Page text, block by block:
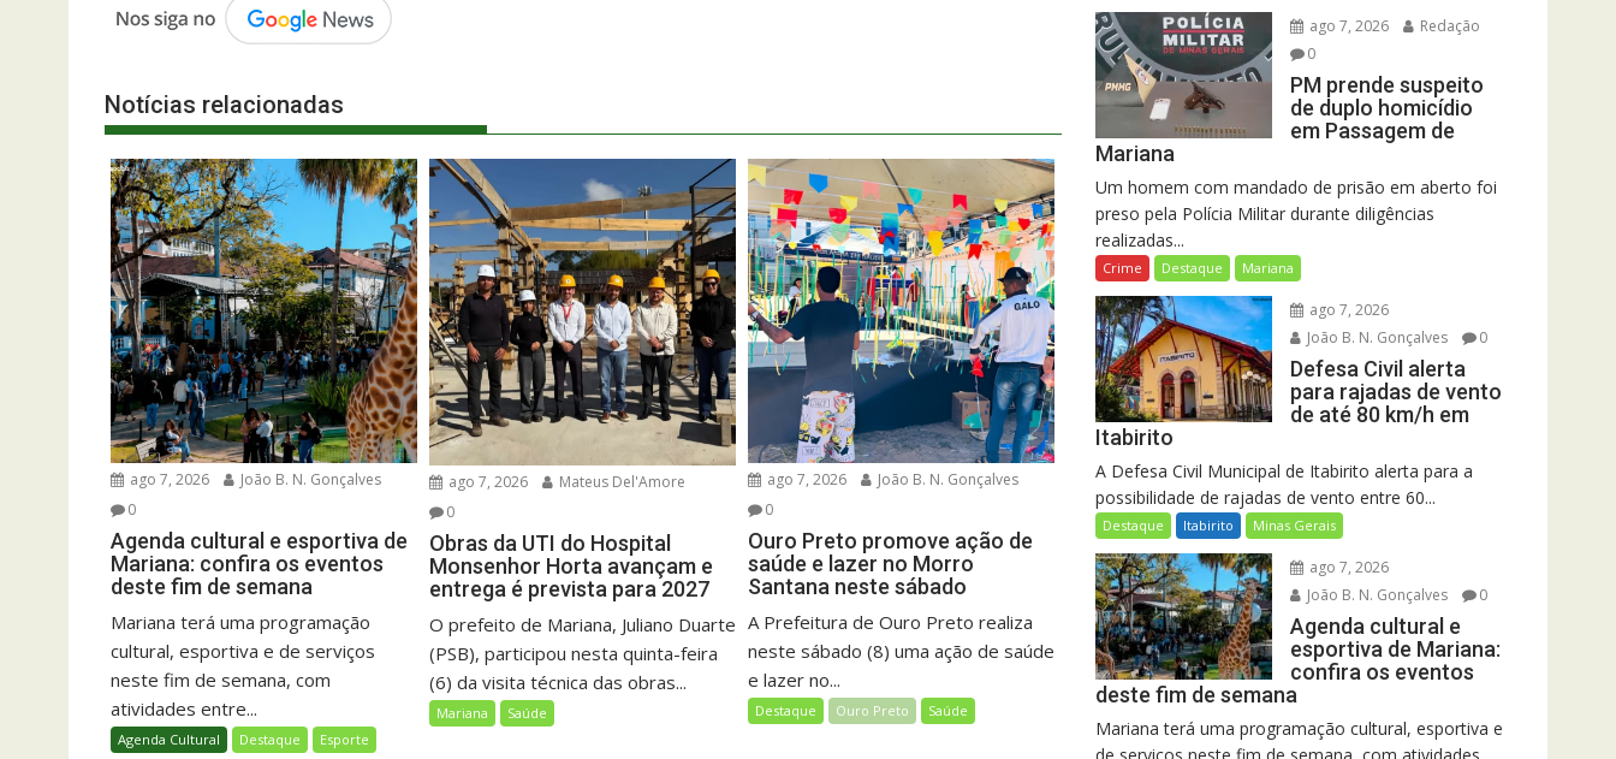
Notícias relacionadas
ago 7, 2026
João B. N. Gonçalves
0
Agenda cultural e esportiva de
Mariana: confira os eventos
deste fim de semana
Mariana terá uma programação
cultural, esportiva e de serviços
neste fim de semana, com
atividades entre...
Agenda Cultural Destaque Esporte
ago 7, 2026
Mateus Del'Amore
0
Obras da UTI do Hospital
Monsenhor Horta avançam e
entrega é prevista para 2027
O prefeito de Mariana, Juliano Duarte
(PSB), participou nesta quinta-feira
(6) da visita técnica das obras...
Mariana Saúde
ago 7, 2026
João B. N. Gonçalves
0
Ouro Preto promove ação de
saúde e lazer no Morro
Santana neste sábado
A Prefeitura de Ouro Preto realiza
neste sábado (8) uma ação de saúde
e lazer no...
Destaque Ouro Preto Saúde
ago 7, 2026
Redação
0
PM prende suspeito
de duplo homicídio
em Passagem de
Mariana
Um homem com mandado de prisão em aberto foi
preso pela Polícia Militar durante diligências
realizadas...
Crime Destaque Mariana
ago 7, 2026
João B. N. Gonçalves
0
Defesa Civil alerta
para rajadas de vento
de até 80 km/h em
Itabirito
A Defesa Civil Municipal de Itabirito alerta para a
possibilidade de rajadas de vento entre 60...
Destaque Itabirito Minas Gerais
ago 7, 2026
João B. N. Gonçalves
0
Agenda cultural e
esportiva de Mariana:
confira os eventos
deste fim de semana
Mariana terá uma programação cultural, esportiva e